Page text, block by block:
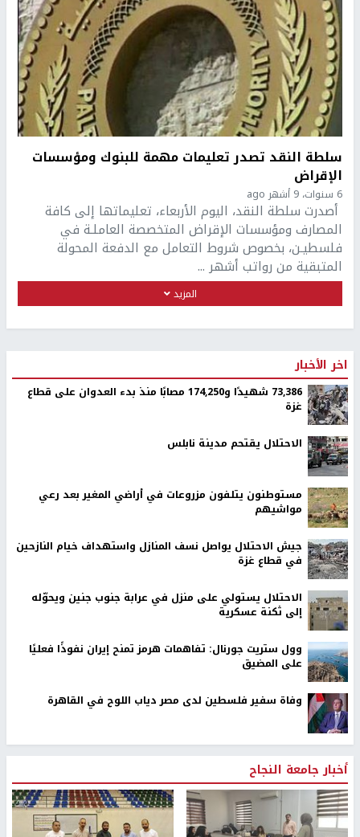
سلطة النقد تصدر تعليمات مهمة للبنوك ومؤسسات
الإقراض
6 سنوات، 9 أشهر ago
أصدرت سلطة النقد، اليوم الأربعاء، تعليماتها إلى كافة
المصارف ومؤسسات الإقراض المتخصصة العاملـة في
فلسطيـن، بخصوص شروط التعامل مع الدفعة المحولة
المتبقية من رواتب أشهر ...
المزيد
اخر الأخبار
73,386 شهيدًا و174,250 مصابًا منذ بدء العدوان على قطاع
غزة
الاحتلال يقتحم مدينة نابلس
مستوطنون يتلفون مزروعات في أراضي المغير بعد رعي
مواشيهم
جيش الاحتلال يواصل نسف المنازل واستهداف خيام النازحين
في قطاع غزة
الاحتلال يستولي على منزل في عرابة جنوب جنين ويحوّله
إلى ثكنة عسكرية
وول ستريت جورنال: تفاهمات هرمز تمنح إيران نفوذًا فعليًا
على المضيق
وفاة سفير فلسطين لدى مصر دياب اللوح في القاهرة
أخبار جامعة النجاح